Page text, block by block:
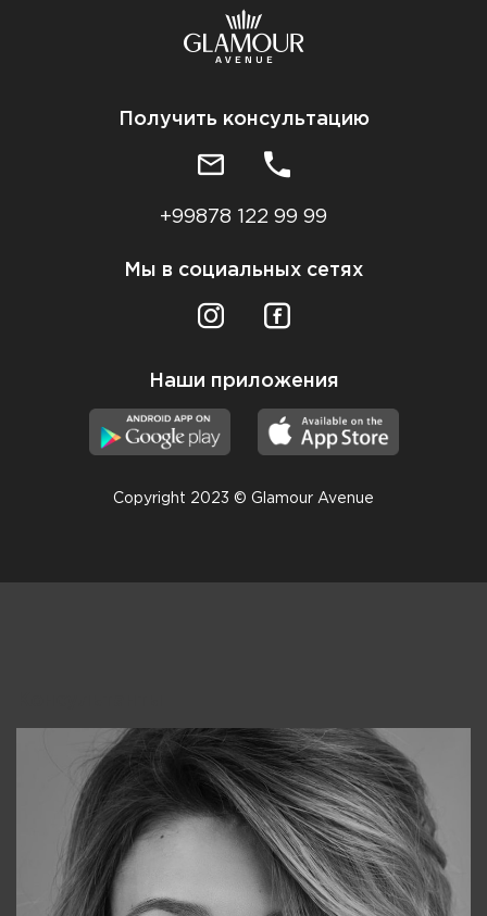
Получить консультацию
+99878 122 99 99
Мы в социальных сетях
Наши приложения
Copyright 2023 © Glamour Avenue